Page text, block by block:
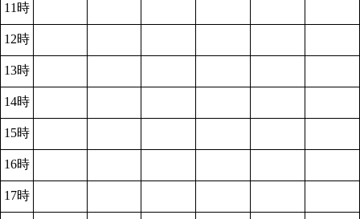
11時
12時
13時
14時
15時
16時
17時